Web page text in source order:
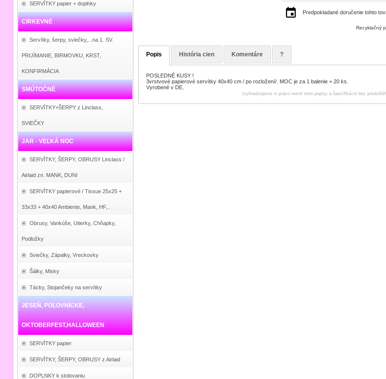
SERVÍTKY papier + doplnky
CIRKEVNÉ
Servítky, šerpy, sviečky,...na 1. SV.
PRIJÍMANIE, BIRMOVKU, KRST,
KONFIRMÁCIA
SMÚTOČNÉ
SERVÍTKY+ŠERPY z Linclass,
SVIEČKY
JAR - VEĽKÁ NOC
SERVÍTKY, ŠERPY, OBRUSY Linclass /
Airlaid zn. MANK, DUNI
SERVÍTKY papierové / Tissue 25x25 +
33x33 + 40x40 Ambiente, Mank, HF,..
Obrusy, Vankúše, Utierky, Chňapky,
Podložky
Sviečky, Zápalky, Vreckovky
Šálky, Misky
Tácky, Stojančeky na servítky
JESEŇ, POĽOVNÍCKE,
OKTOBERFEST,HALLOWEEN
SERVÍTKY papier
SERVÍTKY, ŠERPY, OBRUSY z Airlaid
DOPLNKY k stolovaniu
Predpokladané doručenie tohto
Recyklačný
Popis História cien Komentáre ?
POSLEDNÉ KUSY !
3vrstvové papierové servítky 40x40 cm / po rozložení/. MOC je za 1 balenie = 20 ks.
Vyrobené v DE.
(vyhradzujeme si právo meniť tieto popisy a špecifikácie bez